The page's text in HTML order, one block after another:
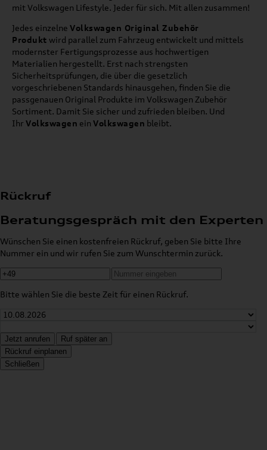
mit Volkswagen Lifestyle. Jeder für sich. Mit allen zusammen!
Jedes einzelne Volkswagen Original Zubehör
Produkt wird parallel zum Fahrzeug entwickelt und mittels
modernster Fertigungsprozesse aus hochwertigen
Materialien hergestellt. Erst nach strengsten
Sicherheitsprüfungen, die über die gesetzlich
vorgeschriebenen Standards hinausgehen, finden Sie die
passgenauen Original Produkte im Volkswagen Zubehör
Sortiment. Damit Sie sicher und zufrieden bleiben. Und
Ihr Volkswagen ein Volkswagen bleibt.
Rückruf
Beratungsgespräch mit den Experten
Wünschen Sie einen kostenfreien Rückruf, geben Sie bitte Ihre
Nummer ein und wir rufen Sie zum Wunschtermin zurück.
Bitte wählen Sie die beste Zeit für einen Rückruf.
Jetzt anrufen
Ruf später an
Rückruf einplanen
Schließen